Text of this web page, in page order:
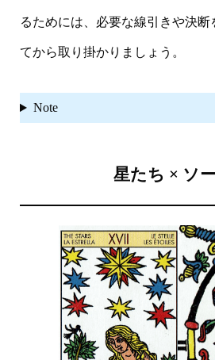
るためには、必要な線引きや決
てから取り掛かりましょう。
Note
星たち × ソ